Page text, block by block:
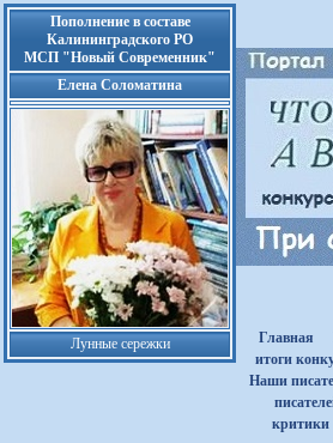
Пополнение в составе
Калининградского РО
МСП "Новый Современник"
Елена Соломатина
Лунные сережки Главная
итоги
Наши
критики